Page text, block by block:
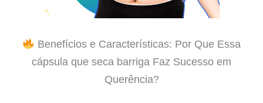
Benefícios e Características: Por Que Essa
cápsula que seca barriga Faz Sucesso em
Querência?